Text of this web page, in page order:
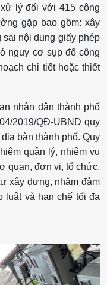
lý đối với 415 công
gặp bao gồm: xây
nội dung giấy phép
nguy cơ sụp đổ công
chi tiết hoặc thiết
nhân dân thành phố
2019/QĐ-UBND quy
bàn thành phố. Quy
quản lý, nhiệm vụ
quan, đơn vị, tổ chức,
xây dựng, nhằm đảm
luật và hạn chế tối đa